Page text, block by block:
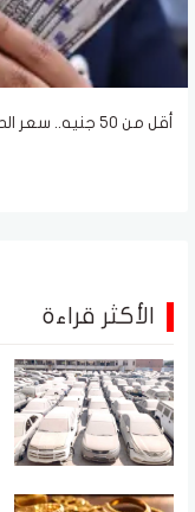
أقل من 50 جنيه.. سعر الدولار اليوم الأحد 9 أغسطس 2026
الأكثر قراءة